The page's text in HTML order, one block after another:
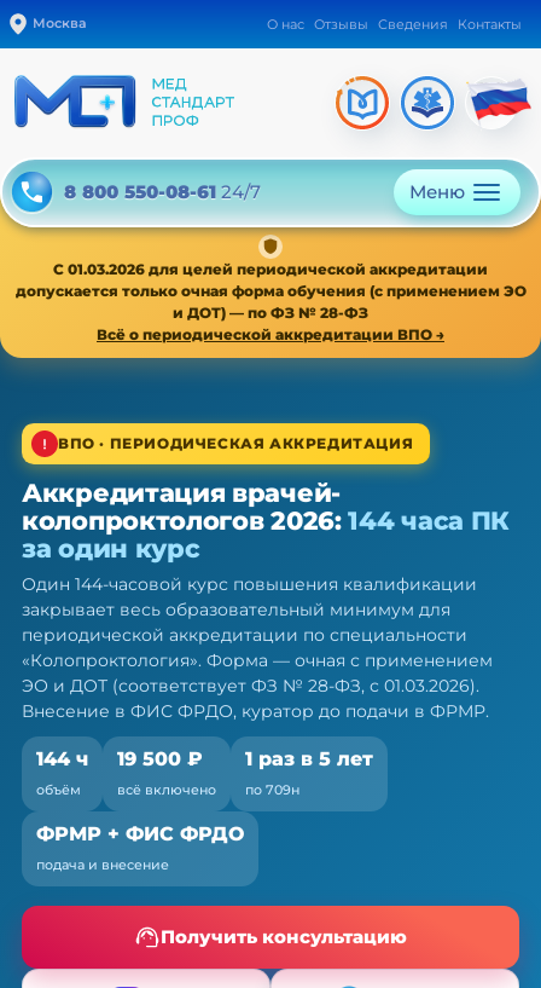
Москва О нас Отзывы Сведения Контакты
8 800 550-08-61 24/7 Меню
С 01.03.2026 для целей периодической аккредитации
допускается только очная форма обучения (с применением ЭО
и ДОТ) — по ФЗ № 28-ФЗ
Всё о периодической аккредитации ВПО →
ВПО · периодическая аккредитация · 1 раз в 5 лет
Аккредитация врачей-
колопроктологов: 144 ч ПК за
один курс
Один курс закрывает весь минимум портфолио
— по 709н и ФЗ № 28-ФЗ
ВПО · ПЕРИОДИЧЕСКАЯ АККРЕДИТАЦИЯ
Аккредитация врачей-
колопроктологов 2026:144 часа ПК
за один курс
Один 144-часовой курс повышения квалификации
закрывает весь образовательный минимум для
периодической аккредитации по специальности
«Колопроктология». Форма — очная с применением
ЭО и ДОТ (соответствует ФЗ № 28-ФЗ, с 01.03.2026).
Внесение в ФИС ФРДО, куратор до подачи в ФРМР.
144 ч
объём
19 500 ₽
всё включено
1 раз в 5 лет
по 709н
ФРМР + ФИС ФРДО
подача и внесение
Получить консультацию